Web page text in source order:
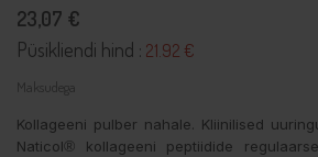
23,07 €
Püsikliendi hind : 21.92 €
Maksudega
Kollageeni pulber nahale. Kliinilised
Naticol® kollageeni peptiidide